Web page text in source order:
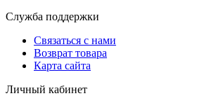
Служба поддержки
Связаться с нами
Возврат товара
Карта сайта
Личный кабинет